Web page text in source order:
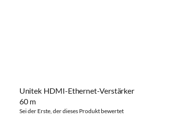
Unitek HDMI-Ethernet-Verstärker
60 m
Sei der Erste, der dieses Produkt bewertet